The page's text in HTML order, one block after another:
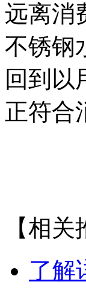
远离消
不锈钢
回到以
正符合
【相关
了解